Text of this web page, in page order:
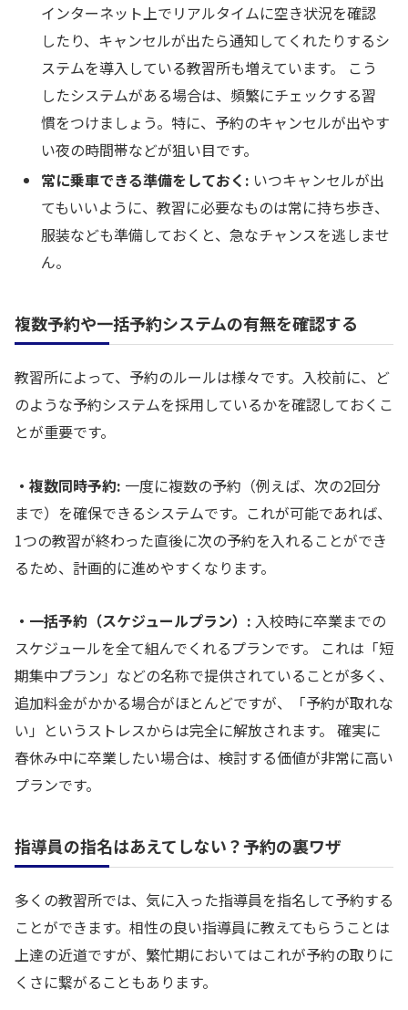
インターネット上でリアルタイムに空き状況を確認
したり、キャンセルが出たら通知してくれたりするシ
ステムを導入している教習所も増えています。 こう
したシステムがある場合は、頻繁にチェックする習
慣をつけましょう。特に、予約のキャンセルが出やす
い夜の時間帯などが狙い目です。
常に乗車できる準備をしておく: いつキャンセルが出
てもいいように、教習に必要なものは常に持ち歩き、
服装なども準備しておくと、急なチャンスを逃しませ
ん。
複数予約や一括予約システムの有無を確認する
教習所によって、予約のルールは様々です。入校前に、ど
のような予約システムを採用しているかを確認しておくこ
とが重要です。
・複数同時予約: 一度に複数の予約（例えば、次の2回分
まで）を確保できるシステムです。これが可能であれば、
1つの教習が終わった直後に次の予約を入れることができ
るため、計画的に進めやすくなります。
・一括予約（スケジュールプラン）: 入校時に卒業までの
スケジュールを全て組んでくれるプランです。 これは「短
期集中プラン」などの名称で提供されていることが多く、
追加料金がかかる場合がほとんどですが、「予約が取れな
い」というストレスからは完全に解放されます。 確実に
春休み中に卒業したい場合は、検討する価値が非常に高い
プランです。
指導員の指名はあえてしない？予約の裏ワザ
多くの教習所では、気に入った指導員を指名して予約する
ことができます。相性の良い指導員に教えてもらうことは
上達の近道ですが、繁忙期においてはこれが予約の取りに
くさに繋がることもあります。